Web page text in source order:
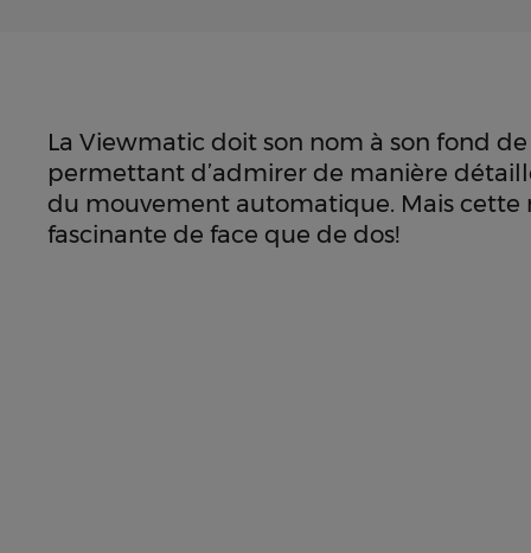
La Viewmatic doit son nom à son fond
permettant d’admirer de manière
du mouvement automatique. Mais cette
fascinante de face que de dos!